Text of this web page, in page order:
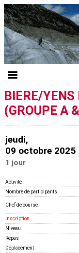
BIERE/YENS
(GROUPE A
jeudi,
09 octobre 2025
1 jour
Activité
Nombre de participants
Chef de course
Inscription
Niveau
Repas
Déplacement